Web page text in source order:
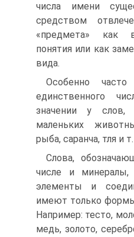
числа имени
средством
«предмета» как
понятия или как
вида.
Особенно
единственного
значении у слов,
маленьких
рыба, саранча, тля и
Слова,
числе и минералы,
элементы и
имеют только
Например: тесто,
медь, золото,